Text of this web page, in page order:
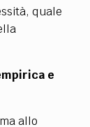
quale
e
allo